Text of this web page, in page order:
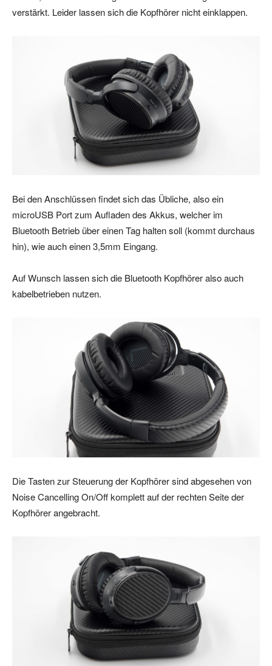
verstärkt. Leider lassen sich die Kopfhörer nicht einklappen.
Bei den Anschlüssen findet sich das Übliche, also ein
microUSB Port zum Aufladen des Akkus, welcher im
Bluetooth Betrieb über einen Tag halten soll (kommt durchaus
hin), wie auch einen 3,5mm Eingang.
Auf Wunsch lassen sich die Bluetooth Kopfhörer also auch
kabelbetrieben nutzen.
Die Tasten zur Steuerung der Kopfhörer sind abgesehen von
Noise Cancelling On/Off komplett auf der rechten Seite der
Kopfhörer angebracht.